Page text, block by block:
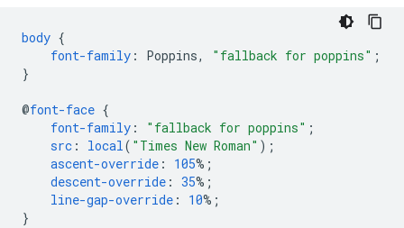
body {
font-family : Poppins, "fallback for poppins" ;
}
@font-face {
font-family : "fallback for poppins" ;
src : local( "Times New Roman" );
ascent-override : 105%;
descent-override : 35%;
line-gap-override : 10%;
}